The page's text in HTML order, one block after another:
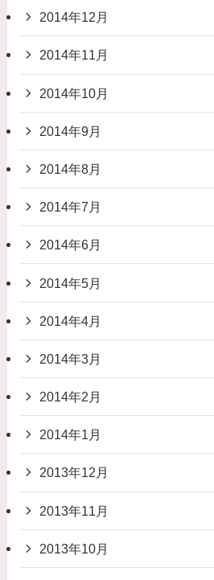
2014年12月
2014年11月
2014年10月
2014年9月
2014年8月
2014年7月
2014年6月
2014年5月
2014年4月
2014年3月
2014年2月
2014年1月
2013年12月
2013年11月
2013年10月